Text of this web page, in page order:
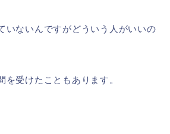
いないんですがどういう人がいいの
を受けたこともあります。